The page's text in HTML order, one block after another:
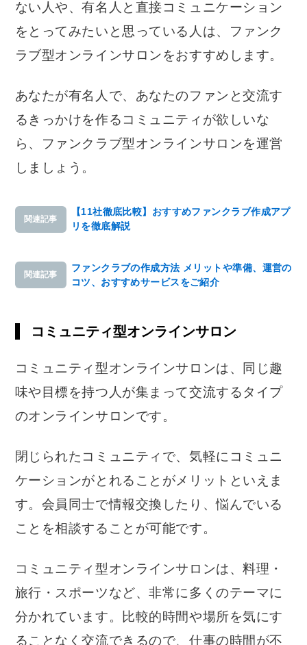
ない人や、有名人と直接コミュニケーション
をとってみたいと思っている人は、ファンク
ラブ型オンラインサロンをおすすめします。
あなたが有名人で、あなたのファンと交流す
るきっかけを作るコミュニティが欲しいな
ら、ファンクラブ型オンラインサロンを運営
しましょう。
関連記事
【11社徹底比較】おすすめファンクラブ作成アプ
リを徹底解説
関連記事
ファンクラブの作成方法 メリットや準備、運営の
コツ、おすすめサービスをご紹介
コミュニティ型オンラインサロン
コミュニティ型オンラインサロンは、同じ趣
味や目標を持つ人が集まって交流するタイプ
のオンラインサロンです。
閉じられたコミュニティで、気軽にコミュニ
ケーションがとれることがメリットといえま
す。会員同士で情報交換したり、悩んでいる
ことを相談することが可能です。
コミュニティ型オンラインサロンは、料理・
旅行・スポーツなど、非常に多くのテーマに
分かれています。比較的時間や場所を気にす
ることなく交流できるので、仕事の時間が不